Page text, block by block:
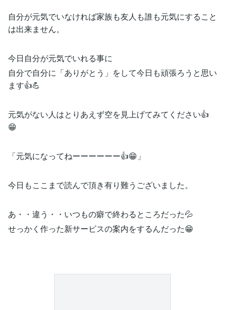
自分が元気でいなければ家族も友人も誰も元気にすること
は出来ません。
今日自分が元気でいれる事に
自分で自分に「ありがとう」をして今日も頑張ろうと思い
ます👍💪
元気がない人はとりあえず空を見上げてみてください👍
😁
「元気になってねーーーーーー👍😁」
今日もここまで読んで頂き有り難うございました。
あ・・違う・・いつもの癖で終わるところだった💦
せっかく作った新サービスの案内をするんだった😁